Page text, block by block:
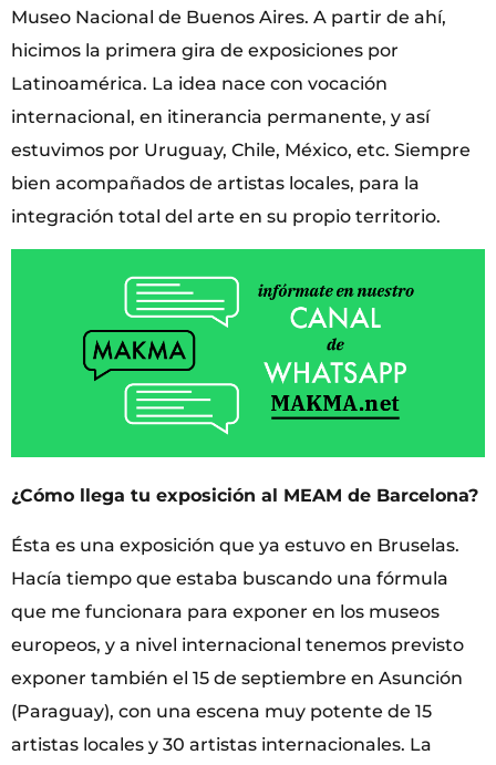
Museo Nacional de Buenos Aires. A partir de ahí,
hicimos la primera gira de exposiciones por
Latinoamérica. La idea nace con vocación
internacional, en itinerancia permanente, y así
estuvimos por Uruguay, Chile, México, etc. Siempre
bien acompañados de artistas locales, para la
integración total del arte en su propio territorio.
¿Cómo llega tu exposición al MEAM de Barcelona?
Ésta es una exposición que ya estuvo en Bruselas.
Hacía tiempo que estaba buscando una fórmula
que me funcionara para exponer en los museos
europeos, y a nivel internacional tenemos previsto
exponer también el 15 de septiembre en Asunción
(Paraguay), con una escena muy potente de 15
artistas locales y 30 artistas internacionales. La